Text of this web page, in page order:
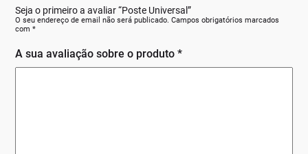
Seja o primeiro a avaliar “Poste Universal”
O seu endereço de email não será publicado. Campos obrigatórios marcados
com*
A sua avaliação sobre o produto*